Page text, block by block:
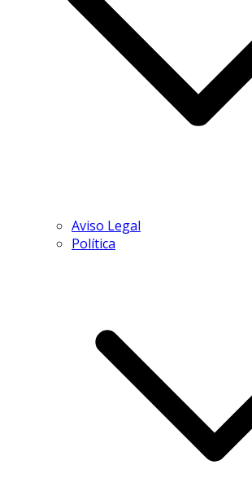
Aviso Legal
Política